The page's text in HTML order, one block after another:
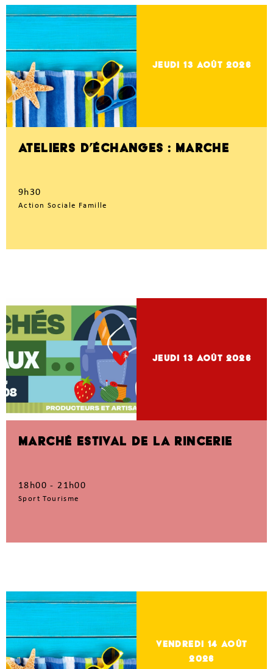
jeudi 13 Août 2026
ATELIERS D’ÉCHANGES : MARCHE
9h30
Action Sociale Famille
jeudi 13 Août 2026
MARCHÉ ESTIVAL DE LA RINCERIE
18h00 - 21h00
Sport Tourisme
vendredi 14Août
2026